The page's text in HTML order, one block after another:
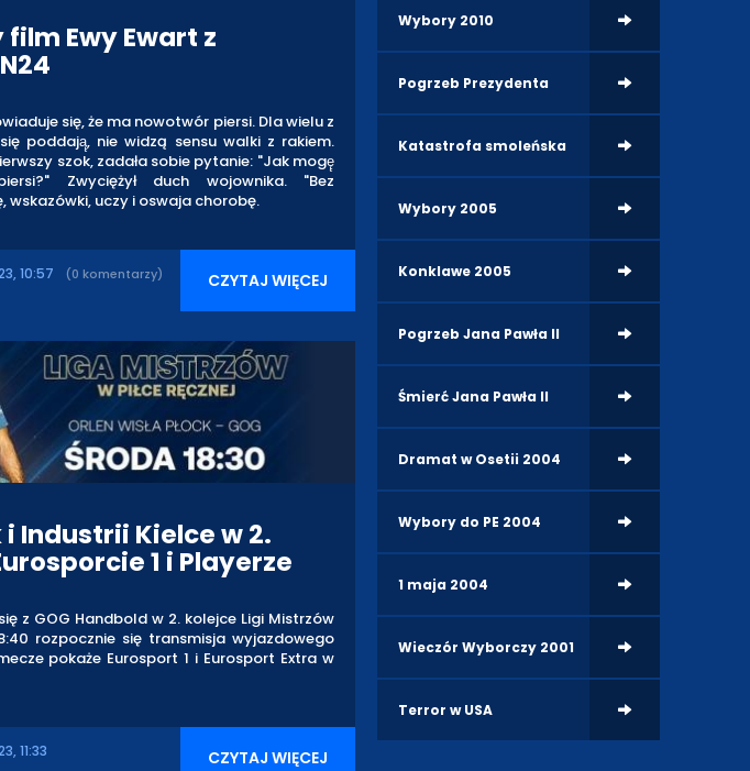
Ewy Ewart z
się, że ma nowotwór piersi. Dla wielu z
poddają̨, nie widzą sensu walki z rakiem.
szok, zadała sobie pytanie: "Jak mogę̨
Zwyciężył duch wojownika. "Bez
wskazówki, uczy i oswaja chorobę.
10:57 (0 komentarzy) CZYTAJ WIĘCEJ
i Industrii Kielce w 2.
1 i Playerze
z GOG Handbold w 2. kolejce Ligi Mistrzów
rozpocznie się transmisja wyjazdowego
pokaże Eurosport 1 i Eurosport Extra w
11:33 CZYTAJ WIĘCEJ
Wybory 2010
Pogrzeb Prezydenta
Katastrofa smoleńska
Wybory 2005
Konklawe 2005
Pogrzeb Jana Pawła II
Śmierć Jana Pawła II
Dramat w Osetii 2004
Wybory do PE 2004
1 maja 2004
Wieczór Wyborczy 2001
Terror w USA